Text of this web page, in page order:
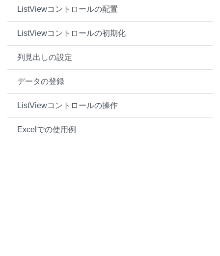
ListViewコントロールの配置
ListViewコントロールの初期化
列見出しの設定
データの登録
ListViewコントロールの操作
Excelでの使用例